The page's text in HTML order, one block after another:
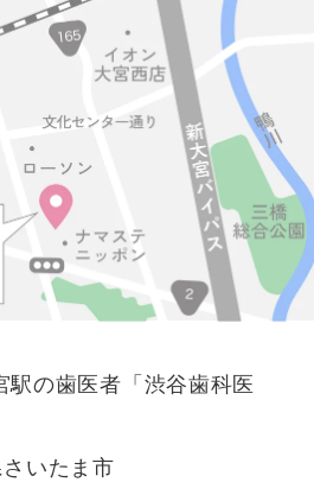
駅の歯医者「渋谷歯科医
いたま市